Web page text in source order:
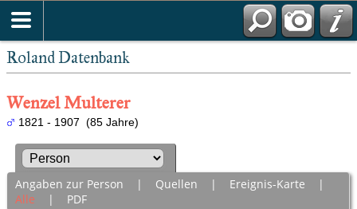
Roland Datenbank
Wenzel Multerer
1821 - 1907 (85 Jahre)
Angaben zur Person | Quellen | Ereignis-Karte |
Alle | PDF